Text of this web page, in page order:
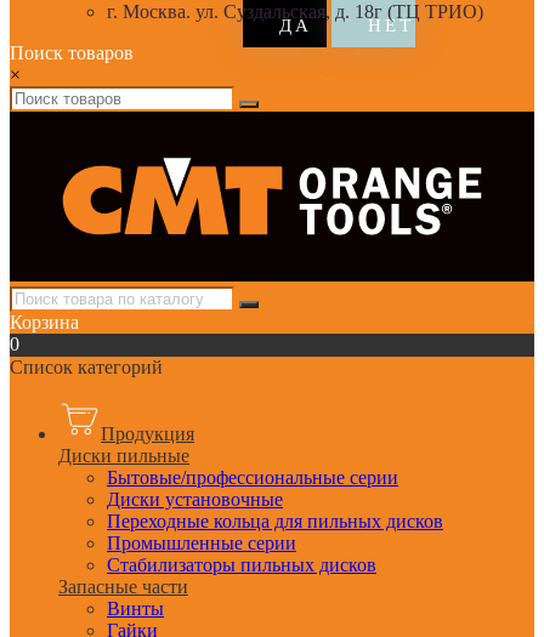
г. Москва. ул. Суздальская, д. 18г (ТЦ ТРИО)
Поиск товаров
×
Корзина
0
Список категорий
Продукция
Диски пильные
Бытовые/профессиональные серии
Диски установочные
Переходные кольца для пильных дисков
Промышленные серии
Стабилизаторы пильных дисков
Запасные части
Винты
Гайки